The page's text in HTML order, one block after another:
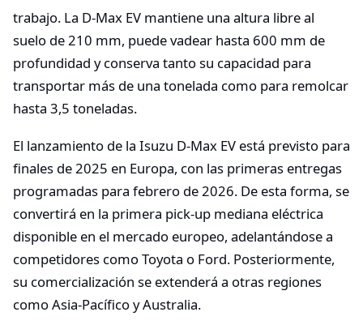
trabajo. La D-Max EV mantiene una altura libre al
suelo de 210 mm, puede vadear hasta 600 mm de
profundidad y conserva tanto su capacidad para
transportar más de una tonelada como para remolcar
hasta 3,5 toneladas.
El lanzamiento de la Isuzu D-Max EV está previsto para
finales de 2025 en Europa, con las primeras entregas
programadas para febrero de 2026. De esta forma, se
convertirá en la primera pick-up mediana eléctrica
disponible en el mercado europeo, adelantándose a
competidores como Toyota o Ford. Posteriormente,
su comercialización se extenderá a otras regiones
como Asia-Pacífico y Australia.